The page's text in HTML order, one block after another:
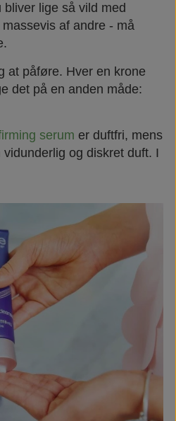
lige så vild med
af andre - må
at påføre. Hver en krone
det på en anden måde:
serum er duftfri, mens
vidunderlig og diskret duft. I